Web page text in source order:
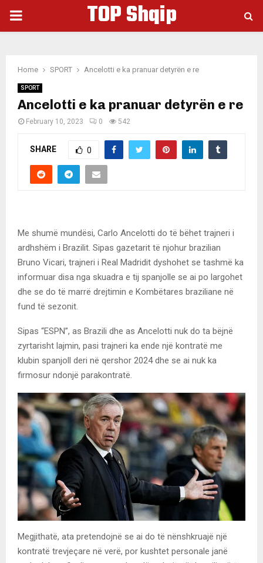
PRIMARY
TOP Shqip
Home SPORT Ancelotti e ka pranuar detyrën e re
SPORT
Ancelotti e ka pranuar detyrën e re
February 10, 2023 0 542
SHARE 0
Me shumë mundësi, Carlo Ancelotti do të bëhet trajneri i
ardhshëm i Brazilit. Sipas gazetarit të njohur brazilian
Bruno Vicari, trajneri i Real Madridit dyshohet se tashmë ka
informuar disa nga skuadra e tij spanjolle se ai po largohet
dhe se do të marrë drejtimin e Kombëtares braziliane në
fund të sezonit.
Sipas “ESPN”, as Brazili dhe as Ancelotti nuk do ta bëjnë
zyrtarisht lajmin, pasi trajneri ka ende një kontratë me
klubin spanjoll deri në qershor 2024 dhe se ai nuk ka
firmosur ndonjë parakontratë.
Megjithatë, ata pretendojnë se ai do të nënshkruajë një
kontratë trevjeçare në verë, por kushtet personale janë